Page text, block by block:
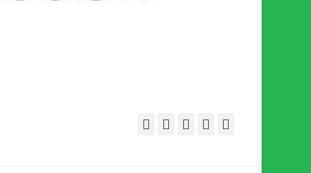
FacebookWebbflöde
Instagram